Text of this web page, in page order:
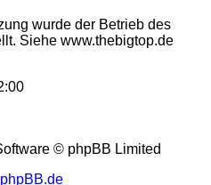
wurde der Betrieb des
Siehe www.thebigtop.de
© phpBB Limited
phpBB.de